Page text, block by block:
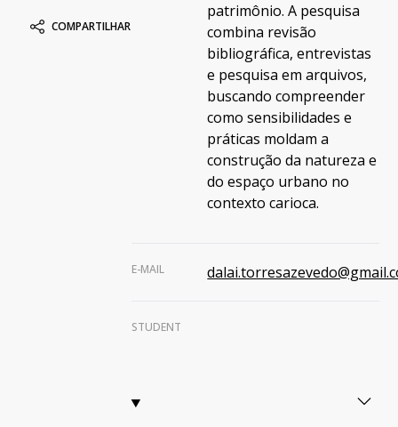
COMPARTILHAR
patrimônio. A pesquisa
combina revisão
bibliográfica, entrevistas
e pesquisa em arquivos,
buscando compreender
como sensibilidades e
práticas moldam a
construção da natureza e
do espaço urbano no
contexto carioca.
E-MAIL
STUDENT